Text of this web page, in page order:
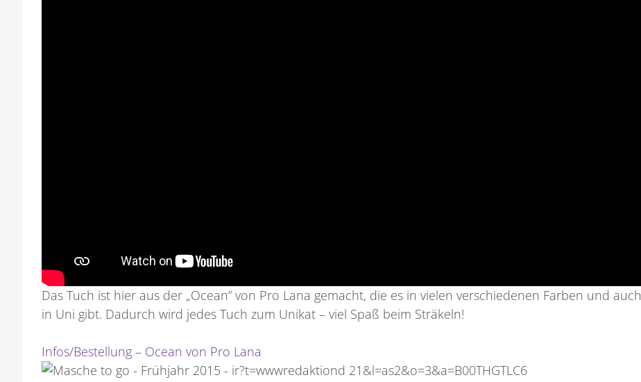
Das Tuch ist hier aus der „Ocean“ von Pro Lana gemacht, die es in vielen verschiedenen Farben und auch
in Uni gibt. Dadurch wird jedes Tuch zum Unikat – viel Spaß beim Sträkeln!
Infos/Bestellung – Ocean von Pro Lana